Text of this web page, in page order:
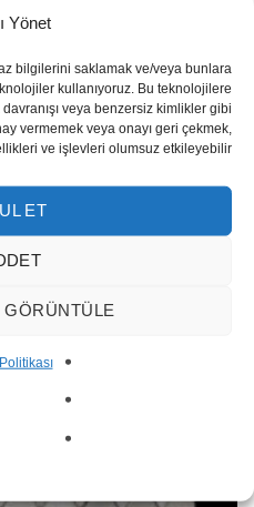
Yönet
bilgilerini saklamak ve/veya bunlara
kullanıyoruz. Bu teknolojilere
veya benzersiz kimlikler gibi
vermemek veya onayı geri çekmek,
ve işlevleri olumsuz etkileyebilir.
ET